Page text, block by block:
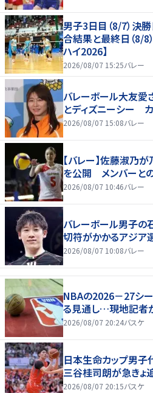
男子3日目（8/7）決
合結果と最終日（8/8
ハイ2026】
2026/08/07 15:25バレー
バレーボール大友
とディズニーシー
2026/08/07 15:08バレー
【バレー】佐藤淑乃
を公開 メンバーと
2026/08/07 10:46バレー
バレーボール男子
切符がかかるアジア
2026/08/07 10:08バレー
NBAの2026－27シ
る見通し…現地記者
2026/08/07 20:24バスケ
日本生命カップ男
三谷桂司朗が急きょ
2026/08/07 20:15バスケ